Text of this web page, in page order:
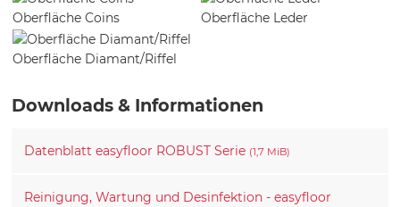
Oberfläche Coins Oberfläche Leder
Oberfläche Diamant/Riffel
Downloads & Informationen
Datenblatt easyfloor ROBUST Serie (1,7 MiB)
Reinigung, Wartung und Desinfektion - easyfloor